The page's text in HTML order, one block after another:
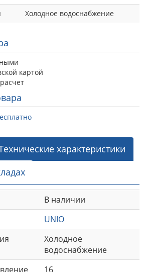
Холодное водоснабжение
картой
характеристики
В наличии
UNIO
Холодное
водоснабжение
16